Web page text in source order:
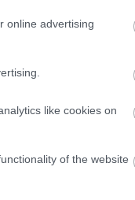
online advertising
like cookies on
of the website
knihu